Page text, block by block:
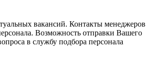
вакансий. Контакты менеджеров
Возможность отправки Вашего
в службу подбора персонала